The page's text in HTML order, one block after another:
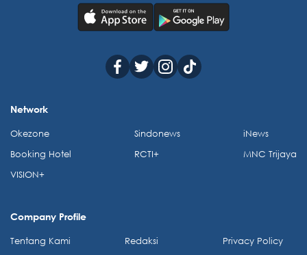
Network
Okezone
Booking Hotel
VISION+
Sindonews
RCTI+
iNews
MNC Trijaya
Company Profile
Tentang Kami
Redaksi
Privacy Policy